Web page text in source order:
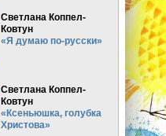
Светлана Коппел-
Ковтун
«Я думаю по-русски»
Светлана Коппел-
Ковтун
«Ксеньюшка, голубка
Христова»